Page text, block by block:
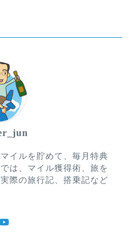
イルを貯めて、毎月特典
は、マイル獲得術、旅を
際の旅行記、搭乗記など